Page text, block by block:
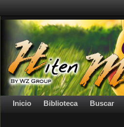
Inicio Biblioteca Buscar